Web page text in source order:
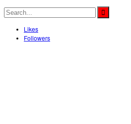
Likes
Followers